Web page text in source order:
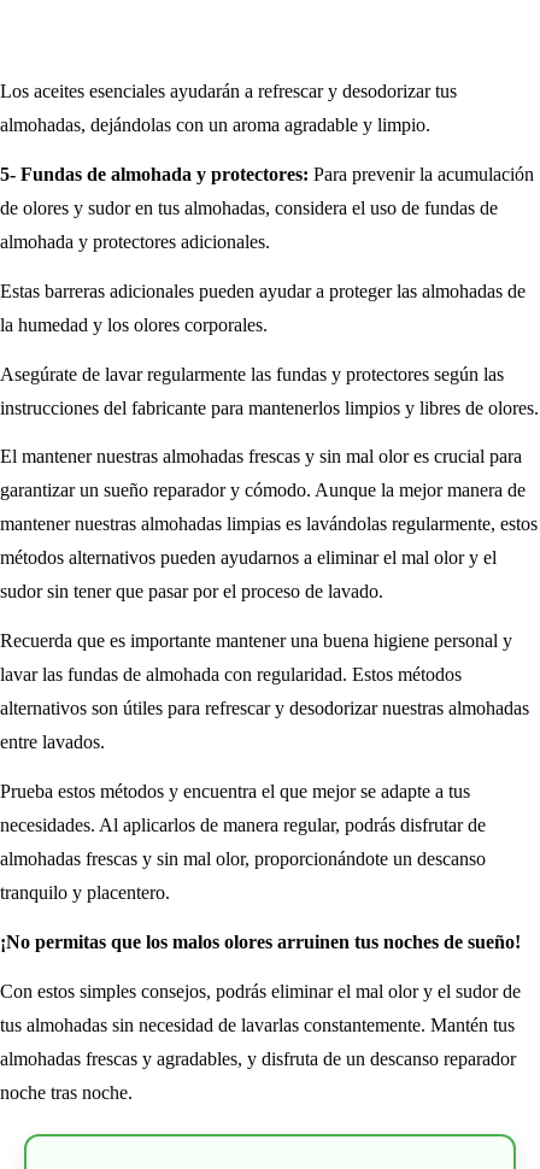
Los aceites esenciales ayudarán a refrescar y desodorizar tus
almohadas, dejándolas con un aroma agradable y limpio.
5- Fundas de almohada y protectores: Para prevenir la acumulación
de olores y sudor en tus almohadas, considera el uso de fundas de
almohada y protectores adicionales.
Estas barreras adicionales pueden ayudar a proteger las almohadas de
la humedad y los olores corporales.
Asegúrate de lavar regularmente las fundas y protectores según las
instrucciones del fabricante para mantenerlos limpios y libres de olores.
El mantener nuestras almohadas frescas y sin mal olor es crucial para
garantizar un sueño reparador y cómodo. Aunque la mejor manera de
mantener nuestras almohadas limpias es lavándolas regularmente, estos
métodos alternativos pueden ayudarnos a eliminar el mal olor y el
sudor sin tener que pasar por el proceso de lavado.
Recuerda que es importante mantener una buena higiene personal y
lavar las fundas de almohada con regularidad. Estos métodos
alternativos son útiles para refrescar y desodorizar nuestras almohadas
entre lavados.
Prueba estos métodos y encuentra el que mejor se adapte a tus
necesidades. Al aplicarlos de manera regular, podrás disfrutar de
almohadas frescas y sin mal olor, proporcionándote un descanso
tranquilo y placentero.
¡No permitas que los malos olores arruinen tus noches de sueño!
Con estos simples consejos, podrás eliminar el mal olor y el sudor de
tus almohadas sin necesidad de lavarlas constantemente. Mantén tus
almohadas frescas y agradables, y disfruta de un descanso reparador
noche tras noche.